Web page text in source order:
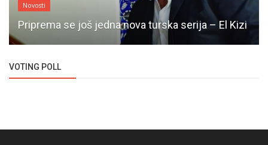
Recepti
Puding od pilećih grudi - Turski Specijalitet
VOTING POLL